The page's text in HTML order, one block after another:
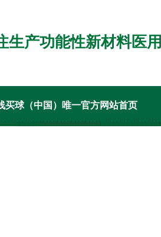
生产功能性新材料医
买球（中国）唯一官方网站首页